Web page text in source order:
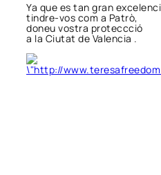
Ya que es tan gran
tindre-vos com a Patrò,
doneu vostra proteccció
a la Ciutat de Valencia .